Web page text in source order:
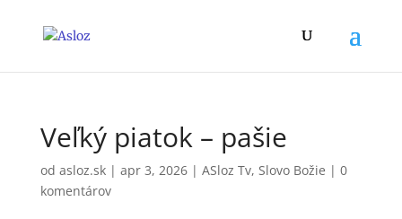
Veľký piatok – pašie
od asloz.sk| apr 3, 2026| ASloz Tv, Slovo Božie | 0
komentárov